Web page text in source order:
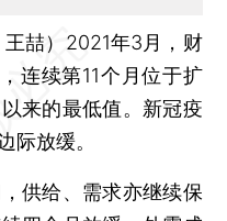
喆） 2021年3月，财
连续第11个月位于扩
来的最低值。新冠疫
边际放缓。
给、需求亦继续保